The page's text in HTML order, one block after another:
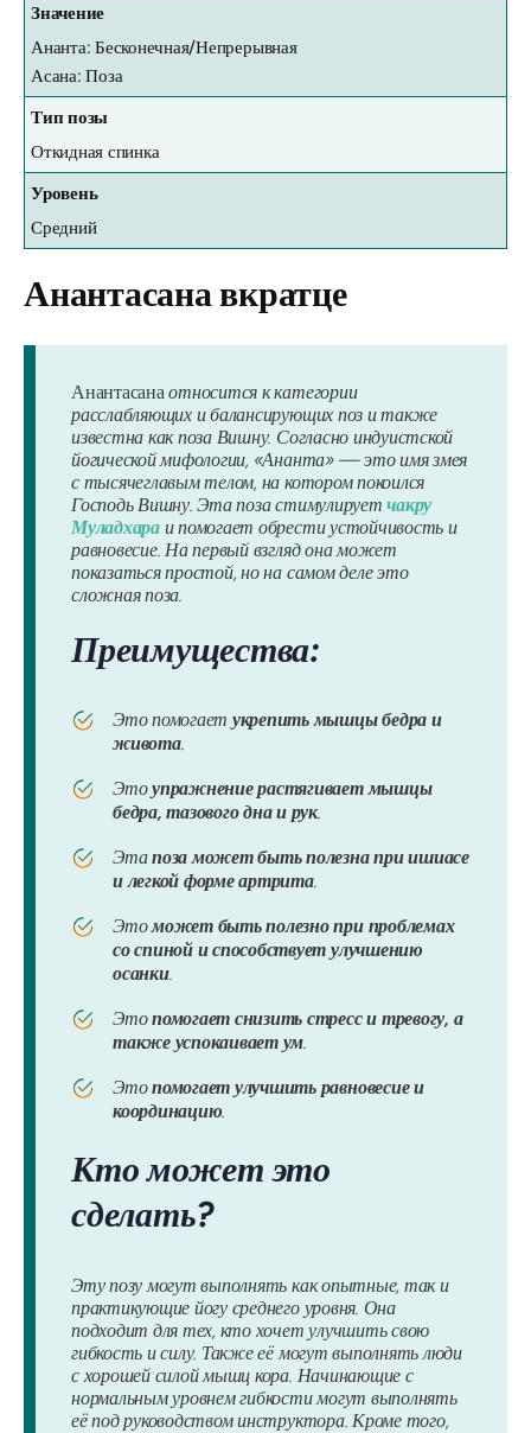
Значение
Ананта: Бесконечная/Непрерывная
Асана: Поза
Тип позы
Откидная спинка
Уровень
Средний
Анантасана вкратце
Анантасанаотносится к категории
расслабляющих и балансирующих поз и также
известна как поза Вишну. Согласно индуистской
йогической мифологии, «Ананта» — это имя змея
с тысячеглавым телом, на котором покоился
Господь Вишну. Эта поза стимулируетчакру
Муладхараи помогает обрести устойчивость и
равновесие. На первый взгляд она может
показаться простой, но на самом деле это
сложная поза.
Преимущества:
Это помогает укрепить мышцы бедра и
живота.
Этоупражнение растягивает мышцы
бедра, тазового дна и рук.
Этапоза может быть полезна при ишиасе
и легкой форме артрита.
Этоможет быть полезно при проблемах
со спиной и способствует улучшению
осанки.
Этопомогает снизить стресс и тревогу, а
также успокаивает ум.
Этопомогает улучшить равновесие и
координацию.
Кто может это
сделать?
Эту позу могут выполнять как опытные, так и
практикующие йогу среднего уровня. Она
подходит для тех, кто хочет улучшить свою
гибкость и силу. Также её могут выполнять люди
с хорошей силой мышц кора. Начинающие с
нормальным уровнем гибкости могут выполнять
её под руководством инструктора. Кроме того,